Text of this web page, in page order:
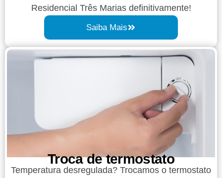
Residencial Três Marias definitivamente!
Saiba Mais
Troca de termostato
Temperatura desregulada? Trocamos o termostato